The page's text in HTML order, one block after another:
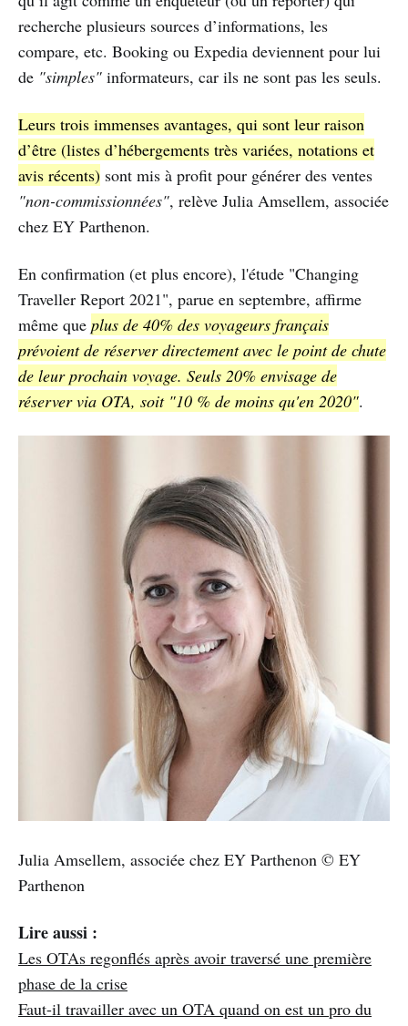
recherche plusieurs sources d’informations, les
compare, etc. Booking ou Expedia deviennent pour lui
de "simples" informateurs, car ils ne sont pas les seuls.
Leurs trois immenses avantages, qui sont leur raison
d’être (listes d’hébergements très variées, notations et
avis récents) sont mis à profit pour générer des ventes
"non-commissionnées", relève Julia Amsellem, associée
chez EY Parthenon.
En confirmation (et plus encore), l'étude "Changing
Traveller Report 2021", parue en septembre, affirme
même que plus de 40% des voyageurs français
prévoient de réserver directement avec le point de chute
de leur prochain voyage. Seuls 20% envisage de
réserver via OTA, soit "10 % de moins qu'en 2020".
Julia Amsellem, associée chez EY Parthenon © EY
Parthenon
Lire aussi :
Les OTAs regonflés après avoir traversé une première
phase de la crise
Faut-il travailler avec un OTA quand on est un pro du